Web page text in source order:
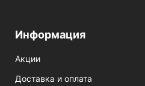
Информация
Акции
Доставка и оплата